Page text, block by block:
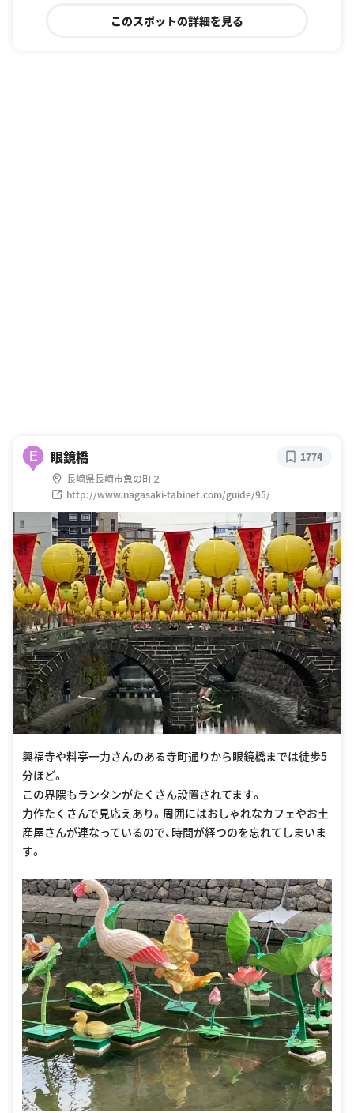
このスポットの詳細を見る
E 眼鏡橋
長崎県長崎市魚の町２
http://www.nagasaki-tabinet.com/guide/95/
1774
興福寺や料亭一力さんのある寺町通りから眼鏡橋までは徒歩5
分ほど。
この界隈もランタンがたくさん設置されてます。
力作たくさんで見応えあり。周囲にはおしゃれなカフェやお土
産屋さんが連なっているので、時間が経つのを忘れてしまいま
す。